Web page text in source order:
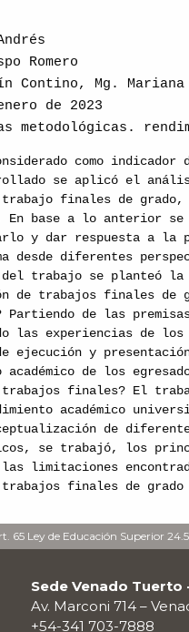
Romero
Contino, Mg. Mariana
de 2023
metodológicas.
como
se aplicó el
finales de grado,
base a lo anterior se
y dar respuesta a la
desde diferentes
trabajo se planteó la
de trabajos finales de
Partiendo de las
las experiencias de
ejecución y
de los
finales? El
académico
de
se trabajó, los
limitaciones
finales de grado
Ley de Educación Superior
Sede Venado Tuerto
Av. Marconi 714 –
+54-341 703-7888